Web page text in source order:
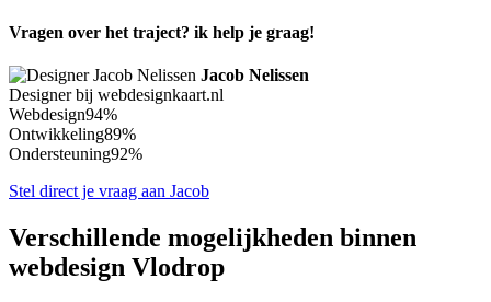
Vragen over het traject? ik help je graag!
Jacob Nelissen
Designer bij webdesignkaart.nl
Webdesign94%
Ontwikkeling89%
Ondersteuning92%
Stel direct je vraag aan Jacob
Verschillende mogelijkheden binnen
webdesign Vlodrop